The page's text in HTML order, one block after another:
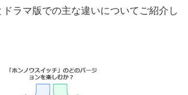
ドラマ版での主な違いについてご紹介し